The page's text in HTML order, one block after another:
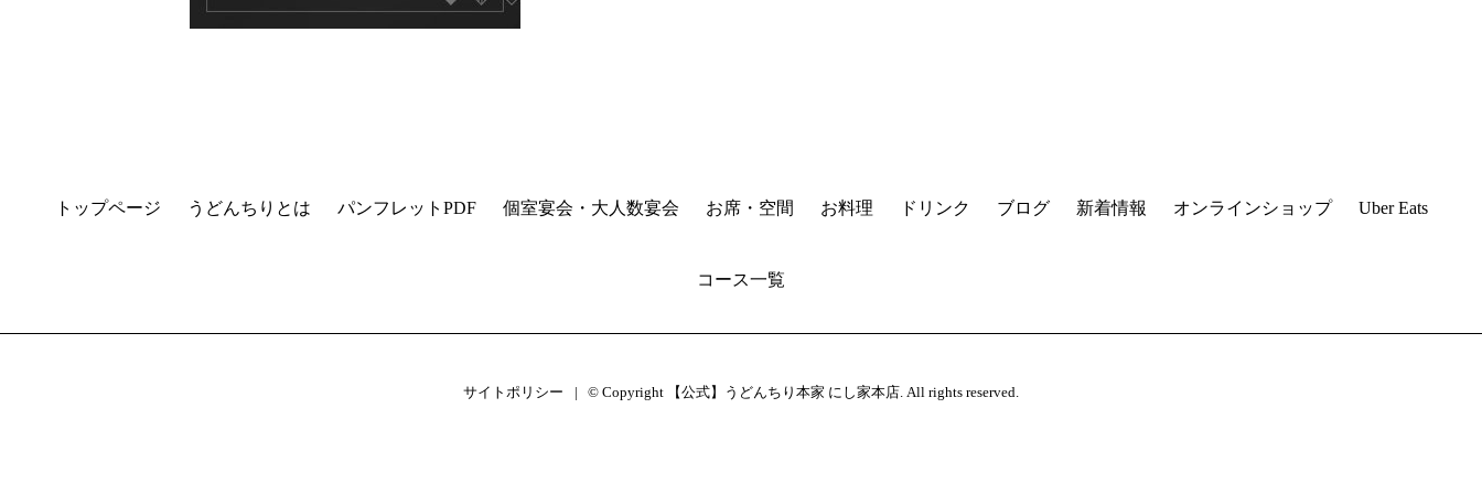
トップページ うどんちりとは パンフレットPDF 個室宴会・大人数宴会 お席・空間 お料理 ドリンク ブログ 新着情報 オンラインショップ Uber Eats
コース一覧
サイトポリシー © Copyright 【公式】うどんちり本家 にし家本店. All rights reserved.